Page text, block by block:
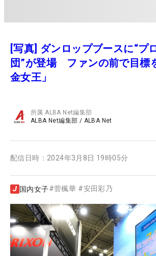
[写真] ダンロップブースに“プ
団”が登場 ファンの前で目標
金女王」
所属ALBA Net編集部
ALBA Net編集部 / ALBA Net
配信日時： 2024年3月8日 19時05分
国内女子#菅楓華 #安田彩乃